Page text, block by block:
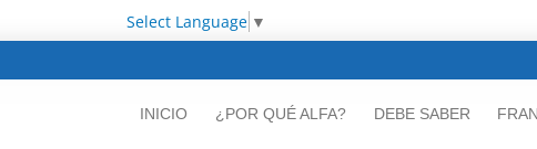
Select Language ▼
INICIO ¿POR QUÉ ALFA? DEBE SABER